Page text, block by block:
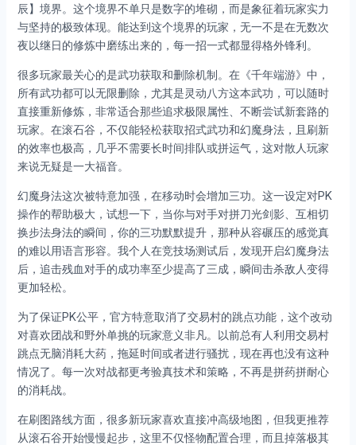
辰】境界。这个境界不单只是数字的堆砌，而是象征着玩家实力
与坚持的极致体现。能达到这个境界的玩家，无一不是在无数次
夜以继日的修炼中磨练出来的，每一招一式都显得格外锋利。
很多玩家最关心的是武功获取和删除机制。在《千年端游》中，
所有武功都可以无限删除，尤其是灵动八方这本武功，可以随时
直接重新修炼，非常适合那些追求极限属性、不断尝试新套路的
玩家。在滚石谷，不仅能轻松获取招式武功和幻魔身法，且刷新
的效率也极高，几乎不需要长时间排队或拼运气，这对散人玩家
来说无疑是一大福音。
幻魔身法这次被特意加强，在移动时会增加三功。这一设定对PK
操作的帮助极大，试想一下，当你与对手对拼刀光剑影、互相切
换步法身法的瞬间，你的三功默默提升，那种从容碾压的感觉真
的难以用语言形容。我个人在竞技场测试后，发现开启幻魔身法
后，追击残血对手的成功率至少提高了三成，瞬间击杀敌人变得
更加轻松。
为了保证PK公平，官方特意取消了交易村的跳点功能，这个改动
对喜欢团战和野外单挑的玩家意义非凡。以前总有人利用交易村
跳点无脑消耗大药，拖延时间或者进行骚扰，现在再也没有这种
情况了。每一次对战都更考验真技术和策略，不再是拼药拼耐心
的消耗战。
在刷图路线方面，很多新玩家喜欢直接冲高级地图，但我更推荐
从滚石谷开始慢慢起步，这里不仅怪物配置合理，而且掉落极其